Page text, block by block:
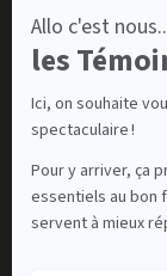
Impact
À propos
Contact
Nous contacter